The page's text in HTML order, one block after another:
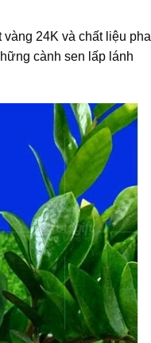
24K và chất liệu pha
cành sen lấp lánh